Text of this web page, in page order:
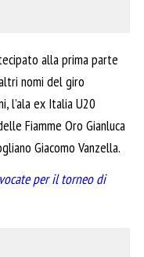
alla prima parte
nomi del giro
l’ala ex Italia U20
Fiamme Oro Gianluca
Giacomo Vanzella.
per il torneo di